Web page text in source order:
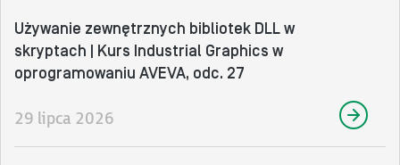
Używanie zewnętrznych bibliotek DLL w
skryptach | Kurs Industrial Graphics w
oprogramowaniu AVEVA, odc. 27
29 lipca 2026